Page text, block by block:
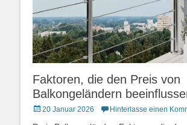
Faktoren, die den Preis von
Balkongeländern
Posted
20 Januar 2026 Hinterlasse einen